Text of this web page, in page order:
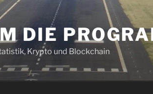
DIE
Krypto und Blockchain